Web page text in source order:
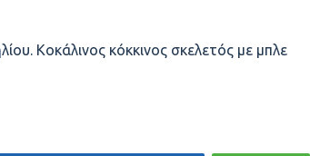
Κοκάλινος κόκκινος σκελετός με μπλε